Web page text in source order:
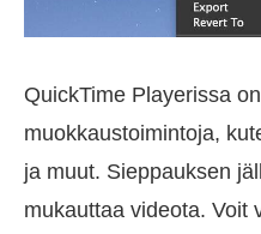
QuickTime Playerissa
muokkaustoimintoja,
ja muut. Sieppauksen
mukauttaa videota. Voit